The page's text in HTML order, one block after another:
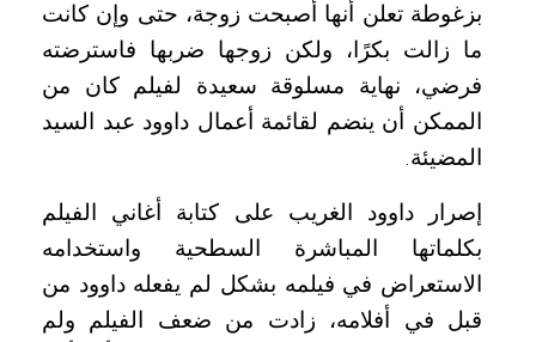
بزغوطة تعلن أنها أصبحت زوجة، حتى وإن كانت
ما زالت بكرًا، ولكن زوجها ضربها فاسترضته
فرضي، نهاية مسلوقة سعيدة لفيلم كان من
الممكن أن ينضم لقائمة أعمال داوود عبد السيد
المضيئة.
إصرار داوود الغريب على كتابة أغاني الفيلم
بكلماتها المباشرة السطحية واستخدامه
الاستعراض في فيلمه بشكل لم يفعله داوود من
قبل في أفلامه، زادت من ضعف الفيلم ولم